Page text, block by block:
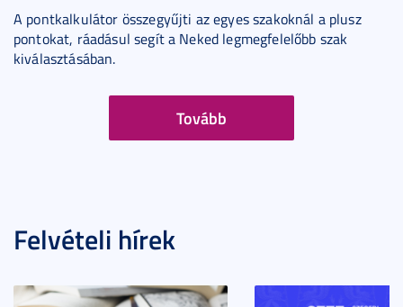
A pontkalkulátor összegyűjti az egyes szakoknál a plusz
pontokat, ráadásul segít a Neked legmegfelelőbb szak
kiválasztásában.
Tovább
Felvételi hírek